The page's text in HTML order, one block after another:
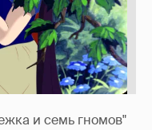
и семь гномов"